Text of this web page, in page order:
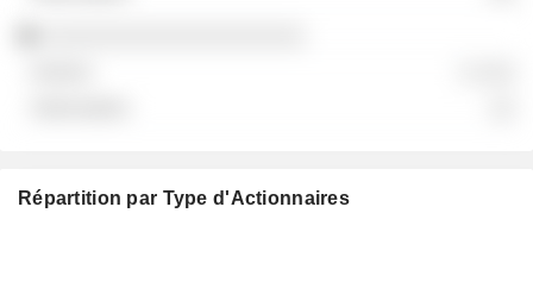
Répartition par Type d'Actionnaires